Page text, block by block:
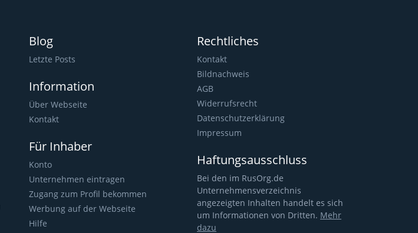
Blog
Letzte Posts
Information
Über Webseite
Kontakt
Für Inhaber
Konto
Unternehmen eintragen
Zugang zum Profil bekommen
Werbung auf der Webseite
Hilfe
Rechtliches
Kontakt
Bildnachweis
AGB
Widerrufsrecht
Datenschutzerklärung
Impressum
Haftungsausschluss
Bei den im RusOrg.de
Unternehmensverzeichnis
angezeigten Inhalten handelt es sich
um Informationen von Dritten. Mehr
dazu